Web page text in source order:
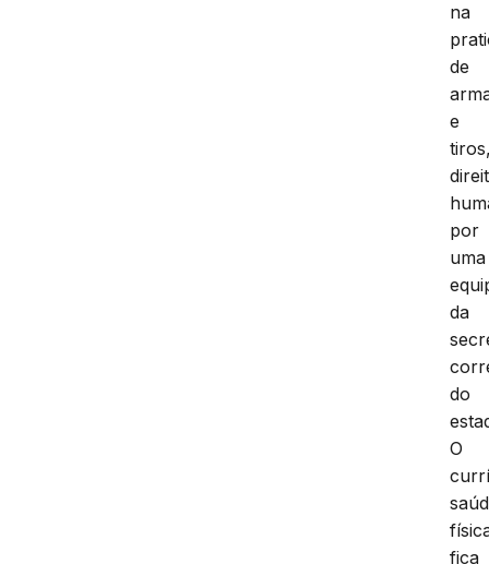
na
de
e
por
uma
da
do
O
fica